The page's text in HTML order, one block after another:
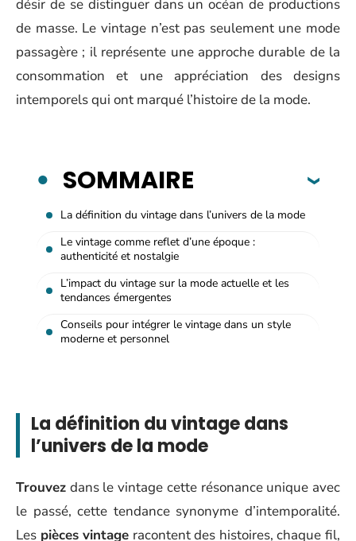
désir de se distinguer dans un océan de productions
de masse. Le vintage n’est pas seulement une mode
passagère ; il représente une approche durable de la
consommation et une appréciation des designs
intemporels qui ont marqué l’histoire de la mode.
SOMMAIRE
La définition du vintage dans l’univers de la mode
Le vintage comme reflet d’une époque :
authenticité et nostalgie
L’impact du vintage sur la mode actuelle et les
tendances émergentes
Conseils pour intégrer le vintage dans un style
moderne et personnel
La définition du vintage dans
l’univers de la mode
Trouvez dans le vintage cette résonance unique avec
le passé, cette tendance synonyme d’intemporalité.
Les pièces vintage racontent des histoires, chaque fil,